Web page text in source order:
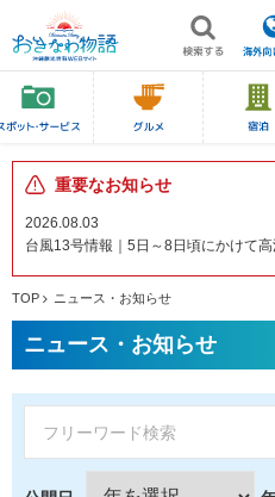
重要なお知らせ
2026.08.03
台風13号情報｜5日～8日頃にかけて
TOP ニュース・お知らせ
ニュース・お知らせ